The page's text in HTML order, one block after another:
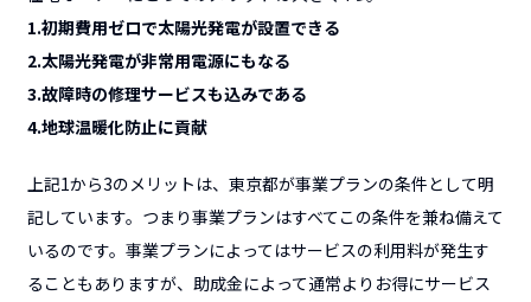
1.初期費用ゼロで太陽光発電が設置できる
2.太陽光発電が非常用電源にもなる
3.故障時の修理サービスも込みである
4.地球温暖化防止に貢献
上記1から3のメリットは、東京都が事業プランの条件として明
記しています。つまり事業プランはすべてこの条件を兼ね備えて
いるのです。事業プランによってはサービスの利用料が発生す
ることもありますが、助成金によって通常よりお得にサービス